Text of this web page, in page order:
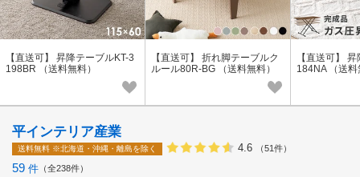
【直送可】 昇降テーブルKT-3
198BR （送料無料）
【直送可】 折れ脚テーブルク
ルール80R-BG （送料無料）
【直送可】
184NA （送
平インテリア産業
送料無料 ※北海道・沖縄・離島を除く 4.6 （51件）
59 件 全238件